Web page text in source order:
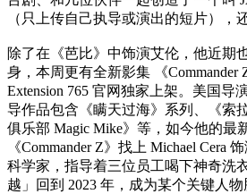
（只上传自己执导或演出的短片），
除了在《芭比》中饰演艾伦，他近期
身，本周更有全新影集 《Commander
Extension 765 官网独家上架。美国导
导作品包含《瞒天过海》系列、《索
俱乐部 Magic Mike》等，如今他的最
《Commander Z》找上 Michael Cera
科学家，指导着三位员工喝下神奇洗
越」回到 2023 年，成为某个关键人物